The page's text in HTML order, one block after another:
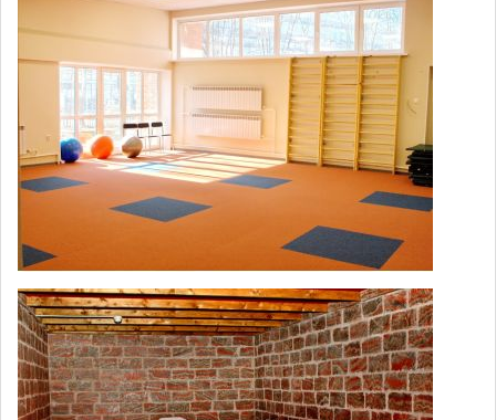
Электрофорез диадинамическими
токами (ДЦТ-форез)
600
Спелеовоздействие 600
Электростимуляция мышц
(одноканальная, 15 минут)
580
Электростимуляция мышц
(двухканальная, 15 минут)
810
Электростимуляция мышц
(трехканальная, 15 минут)
1,040
Электростимуляция мышц
(четырехканальная, 15 минут)
1,150